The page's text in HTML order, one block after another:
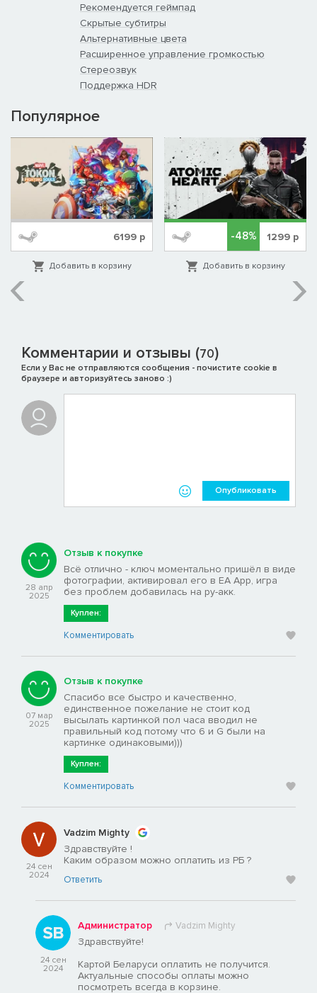
Рекомендуется геймпад
Скрытые субтитры
Альтернативные цвета
Расширенное управление громкостью
Стереозвук
Поддержка HDR
Популярное
6199 р
Добавить в корзину
-48% 1299 р
Добавить в корзину
Комментарии и отзывы (70)
Если у Вас не отправляются сообщения - почистите cookie в
браузере и авторизуйтесь заново :)
Опубликовать
28 апр
2025
Отзыв к покупке
Всё отлично - ключ моментально пришёл в виде
фотографии, активировал его в EA App, игра
без проблем добавилась на ру-акк.
Куплен:
Комментировать
07 мар
2025
Отзыв к покупке
Спасибо все быстро и качественно,
единственное пожелание не стоит код
высылать картинкой пол часа вводил не
правильный код потому что 6 и G были на
картинке одинаковыми)))
Куплен:
Комментировать
24 сен
2024
Vadzim Mighty
Здравствуйте !
Каким образом можно оплатить из РБ ?
Ответить
24 сен
2024
Администратор Vadzim Mighty
Здравствуйте!
Картой Беларуси оплатить не получится.
Актуальные способы оплаты можно
посмотреть всегда в корзине.